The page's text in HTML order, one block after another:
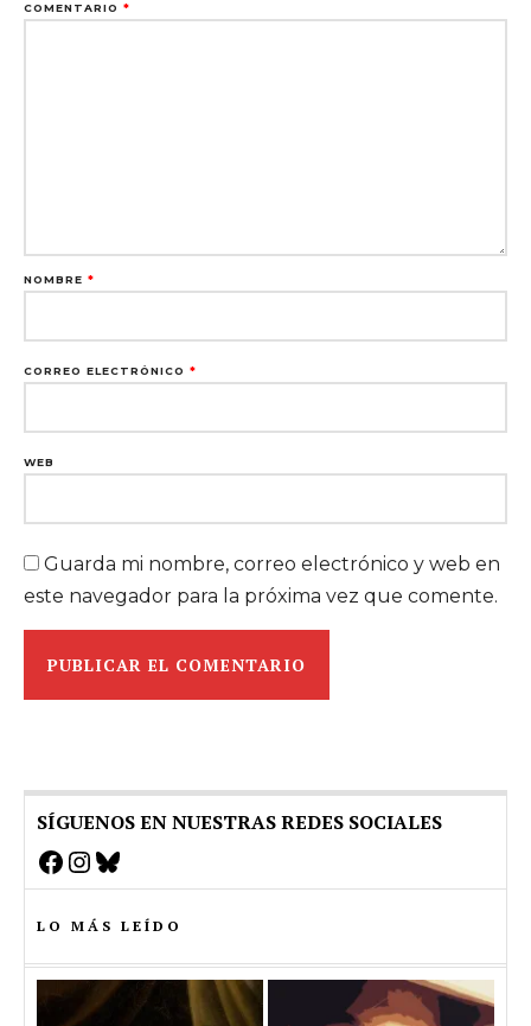
COMENTARIO *
NOMBRE *
CORREO ELECTRÓNICO *
WEB
Guarda mi nombre, correo electrónico y web en
este navegador para la próxima vez que comente.
SÍGUENOS EN NUESTRAS REDES SOCIALES
Facebook
Instagram
Bluesky
LO MÁS LEÍDO